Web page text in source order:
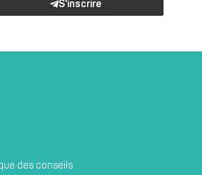
S'inscrire
des conseils